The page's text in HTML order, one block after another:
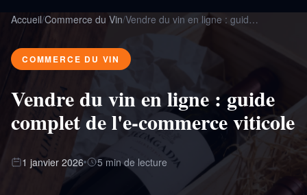
Accueil/Commerce du Vin/ Vendre du vin en ligne : guide complet …
COMMERCE DU VIN
Vendre du vin en ligne : guide
complet de l'e-commerce viticole
1 janvier 2026 5 min de lecture